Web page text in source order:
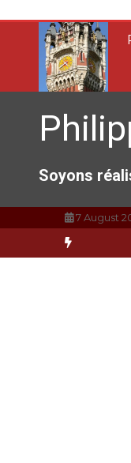
contenu
Soyons
7 August
A Calais, C’est une